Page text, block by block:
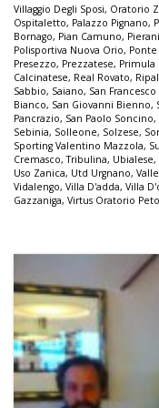
Villaggio Degli Sposi, Oratorio
Ospitaletto, Palazzo Pignano,
Bornago, Pian Camuno,
Polisportiva Nuova Orio,
Presezzo, Prezzatese, Primula
Calcinatese, Real Rovato,
Sabbio, Saiano, San
Bianco, San Giovanni Bienno,
Pancrazio, San Paolo Soncino,
Sebinia, Solleone, Solzese,
Sporting Valentino Mazzola,
Cremasco,Tribulina, Ubialese,
Uso Zanica, Utd Urgnano,
Vidalengo, Villa D'adda, Villa
Gazzaniga, Virtus Oratorio